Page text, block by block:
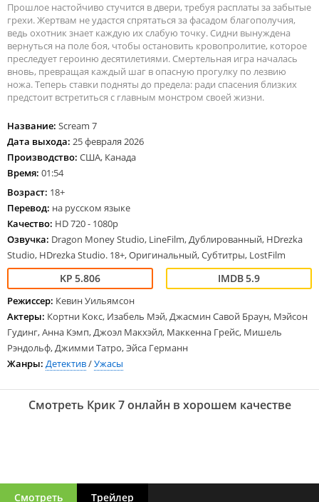
Прошлое настойчиво стучится в двери, требуя расплаты за забытые
грехи. Жертвам не удастся спрятаться за фасадом благополучия,
ведь охотник знает каждую их слабую точку. Сидни вынуждена
вернуться на поле боя, чтобы остановить кровопролитие, которое
преследует героиню десятилетиями. Смертельная игра началась
вновь, превращая каждый шаг в опасную прогулку по лезвию
ножа. Теперь ставки подняты до предела: ради спасения близких
предстоит встретиться с главным монстром своей жизни.
Название: Scream 7
Дата выхода: 25 февраля 2026
Производство: США, Канада
Время: 01:54
Возраст: 18+
Перевод: на русском языке
Качество: HD 720 - 1080p
Озвучка: Dragon Money Studio, LineFilm, Дублированный, HDrezka
Studio, HDrezka Studio. 18+, Оригинальный, Субтитры, LostFilm
5.806 5.9
Режиссер: Кевин Уильямсон
Актеры: Кортни Кокс, Изабель Мэй, Джасмин Савой Браун, Мэйсон
Гудинг, Анна Кэмп, Джоэл Макхэйл, Маккенна Грейс, Мишель
Рэндольф, Джимми Татро, Эйса Германн
Жанры: Детектив/Ужасы
Смотреть Крик 7 онлайн в хорошем качестве
Смотреть Трейлер